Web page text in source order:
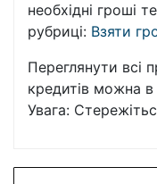
необхідні гроші
рубриці: Взяти
Переглянути всі
кредитів можна в
Увага: